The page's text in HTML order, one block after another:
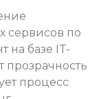
сервисов по
на базе IT-
прозрачность
процесс